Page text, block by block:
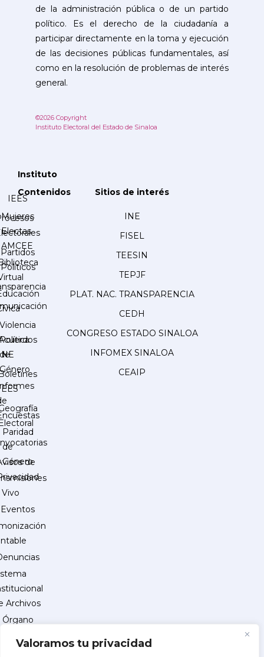
Valoramos tu privacidad
de la administración pública o de un partido
político. Es el derecho de la ciudadanía a
participar directamente en la toma y ejecución
de las decisiones públicas fundamentales, así
como en la resolución de problemas de interés
general.
©2026 Copyright
Instituto Electoral del Estado de Sinaloa
Instituto
IEES
Partidos
Políticos
de
Contenidos
Mujeres
Electas
AMCEE
Violencia
Política
de
Género
Paridad
de
Género
Eventos
Archivos
Órgano
Sitios de interés
INE
FISEL
TEESIN
TEPJF
PLAT. NAC. TRANSPARENCIA
CEDH
CONGRESO ESTADO SINALOA
INFOMEX SINALOA
CEAIP